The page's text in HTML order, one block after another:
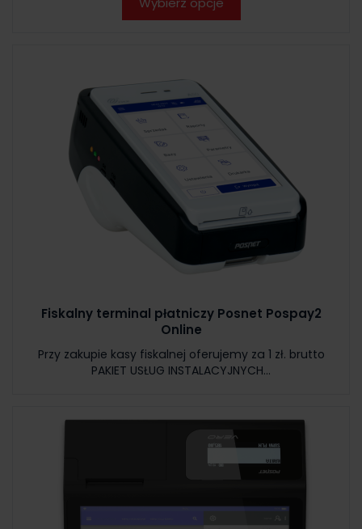
Fiskalny terminal płatniczy Posnet Pospay2
Online
Przy zakupie kasy fiskalnej oferujemy za 1 zł. brutto
PAKIET USŁUG INSTALACYJNYCH...